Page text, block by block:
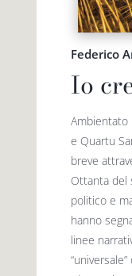
Federico
Io
Ambientato
e Quartu
breve
Ottanta del
politico e
hanno
linee